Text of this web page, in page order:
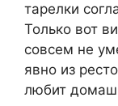
тарелки
Только вот
совсем не
явно из
любит